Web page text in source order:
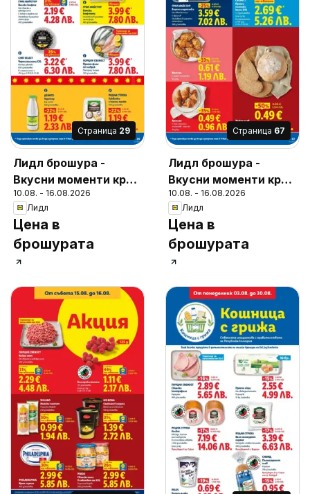
Cтраница 29
Лидл брошура -
Вкусни моменти край
грила
10.08. - 16.08.2026
Лидл
Цена в
брошурата
Cтраница 67
Лидл брошура -
Вкусни моменти край
грила
10.08. - 16.08.2026
Лидл
Цена в
брошурата